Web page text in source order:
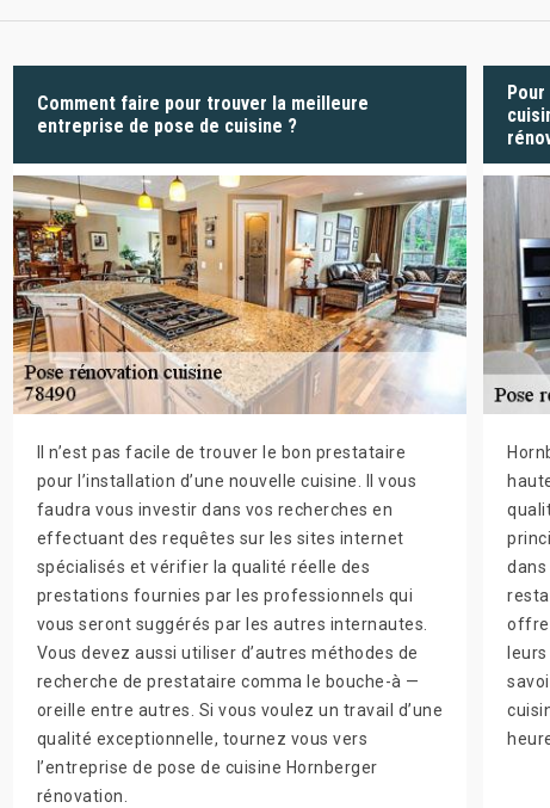
Comment faire pour trouver la meilleure
entreprise de pose de cuisine ?
Il n’est pas facile de trouver le bon prestataire
pour l’installation d’une nouvelle cuisine. Il vous
faudra vous investir dans vos recherches en
effectuant des requêtes sur les sites internet
spécialisés et vérifier la qualité réelle des
prestations fournies par les professionnels qui
vous seront suggérés par les autres internautes.
Vous devez aussi utiliser d’autres méthodes de
recherche de prestataire comma le bouche-à —
oreille entre autres. Si vous voulez un travail d’une
qualité exceptionnelle, tournez vous vers
l’entreprise de pose de cuisine Hornberger
rénovation.
dans
offre